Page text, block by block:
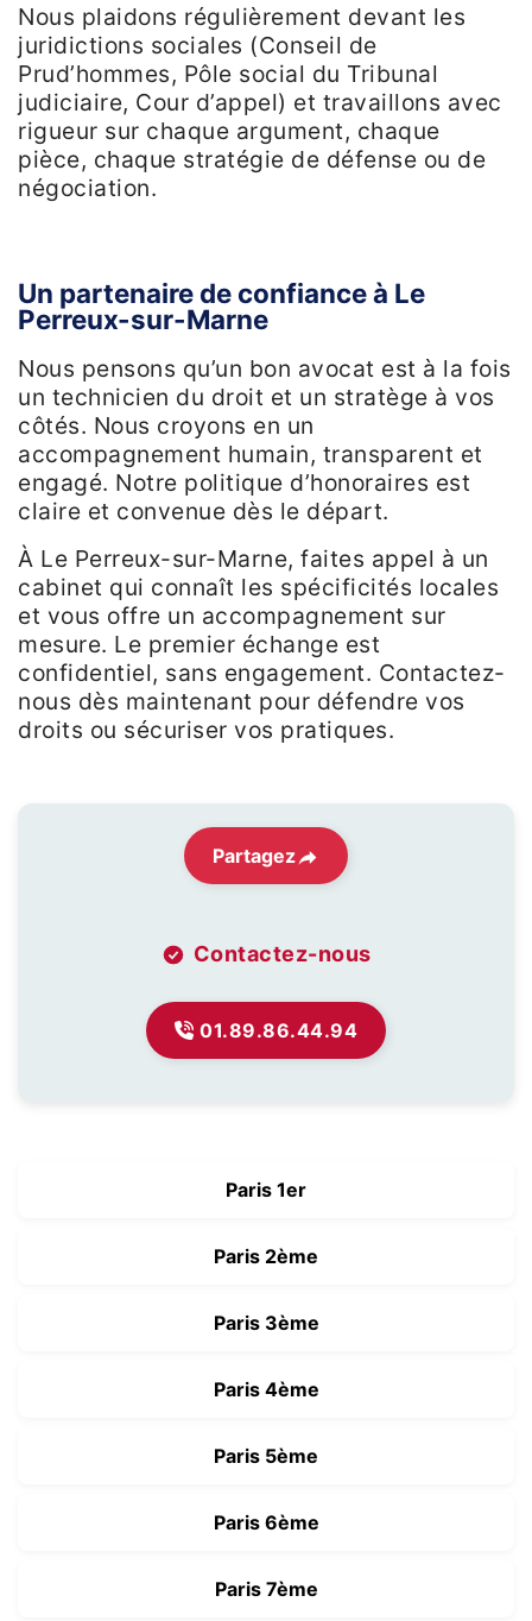
Nous plaidons régulièrement devant les
juridictions sociales (Conseil de
Prud’hommes, Pôle social du Tribunal
judiciaire, Cour d’appel) et travaillons avec
rigueur sur chaque argument, chaque
pièce, chaque stratégie de défense ou de
négociation.
Un partenaire de confiance à Le
Perreux-sur-Marne
Nous pensons qu’un bon avocat est à la fois
un technicien du droit et un stratège à vos
côtés. Nous croyons en un
accompagnement humain, transparent et
engagé. Notre politique d’honoraires est
claire et convenue dès le départ.
À Le Perreux-sur-Marne, faites appel à un
cabinet qui connaît les spécificités locales
et vous offre un accompagnement sur
mesure. Le premier échange est
confidentiel, sans engagement. Contactez-
nous dès maintenant pour défendre vos
droits ou sécuriser vos pratiques.
Partagez
Contactez-nous
01.89.86.44.94
Paris 1er
Paris 2ème
Paris 3ème
Paris 4ème
Paris 5ème
Paris 6ème
Paris 7ème